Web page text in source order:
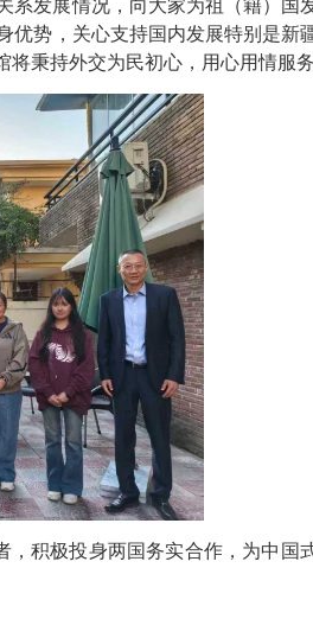
系发展情况，向大家为祖（籍）国
优势，关心支持国内发展特别是新
秉持外交为民初心，用心用情服务
积极投身两国务实合作，为中国